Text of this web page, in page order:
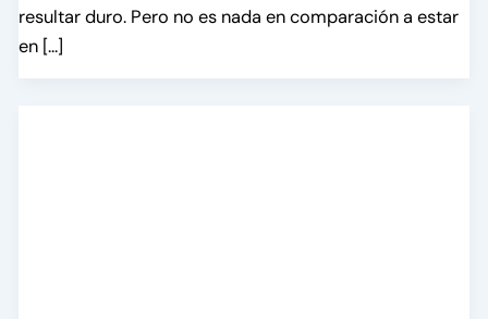
resultar duro. Pero no es nada en comparación a estar
en […]